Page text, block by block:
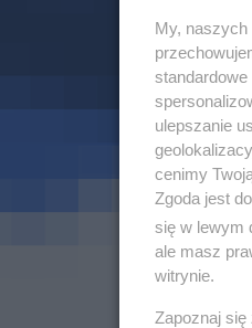
My, naszych
ulepszanie
cenimy
Zgoda jest
się w lewym
ale masz
witrynie.
Zapoznaj